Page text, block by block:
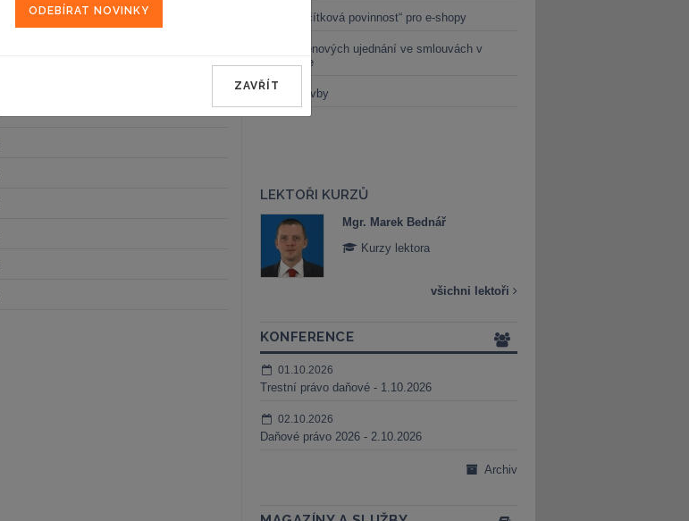
Nová „tlačítková povinnost“ pro e-shopy
Změna cenových ujednání ve smlouvách v
energetice
Černé stavby
LEKTOŘI KURZŮ
Mgr. Marek Bednář
Kurzy lektora
všichni lektoři
KONFERENCE
01.10.2026
Trestní právo daňové - 1.10.2026
02.10.2026
Daňové právo 2026 - 2.10.2026
Archiv
ZAVŘÍT